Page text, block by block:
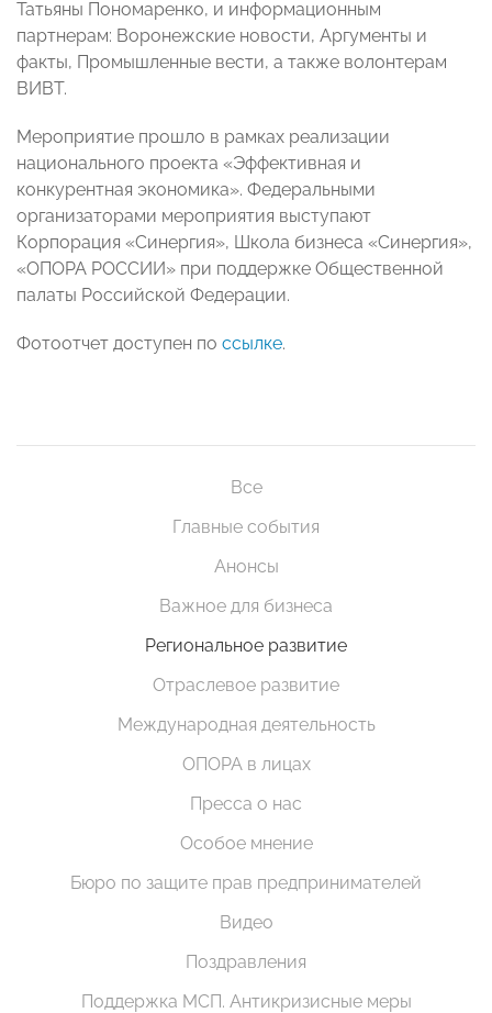
Татьяны Пономаренко, и информационным
партнерам: Воронежские новости, Аргументы и
факты, Промышленные вести, а также волонтерам
ВИВТ.
Мероприятие прошло в рамках реализации
национального проекта «Эффективная и
конкурентная экономика». Федеральными
организаторами мероприятия выступают
Корпорация «Синергия», Школа бизнеса «Синергия»,
«ОПОРА РОССИИ» при поддержке Общественной
палаты Российской Федерации.
Фотоотчет доступен по ссылке.
Все
Главные события
Анонсы
Важное для бизнеса
Региональное развитие
Отраслевое развитие
Международная деятельность
ОПОРА в лицах
Пресса о нас
Особое мнение
Бюро по защите прав предпринимателей
Видео
Поздравления
Поддержка МСП. Антикризисные меры